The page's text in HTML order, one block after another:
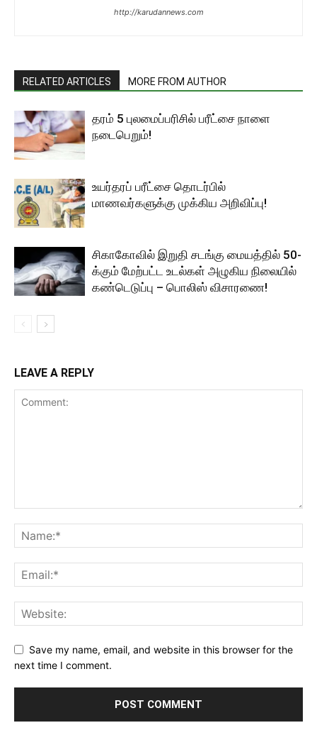
http://karudannews.com
RELATED ARTICLES MORE FROM AUTHOR
தரம் 5 புலமைப்பரிசில் பரீட்சை நாளை
நடைபெறும்!
உயர்தரப் பரீட்சை தொடர்பில்
மாணவர்களுக்கு முக்கிய அறிவிப்பு!
சிகாகோவில் இறுதி சடங்கு மையத்தில் 50-
க்கும் மேற்பட்ட உடல்கள் அழுகிய நிலையில்
கண்டெடுப்பு – பொலிஸ் விசாரணை!
LEAVE A REPLY
Save my name, email, and website in this browser for the
next time I comment.